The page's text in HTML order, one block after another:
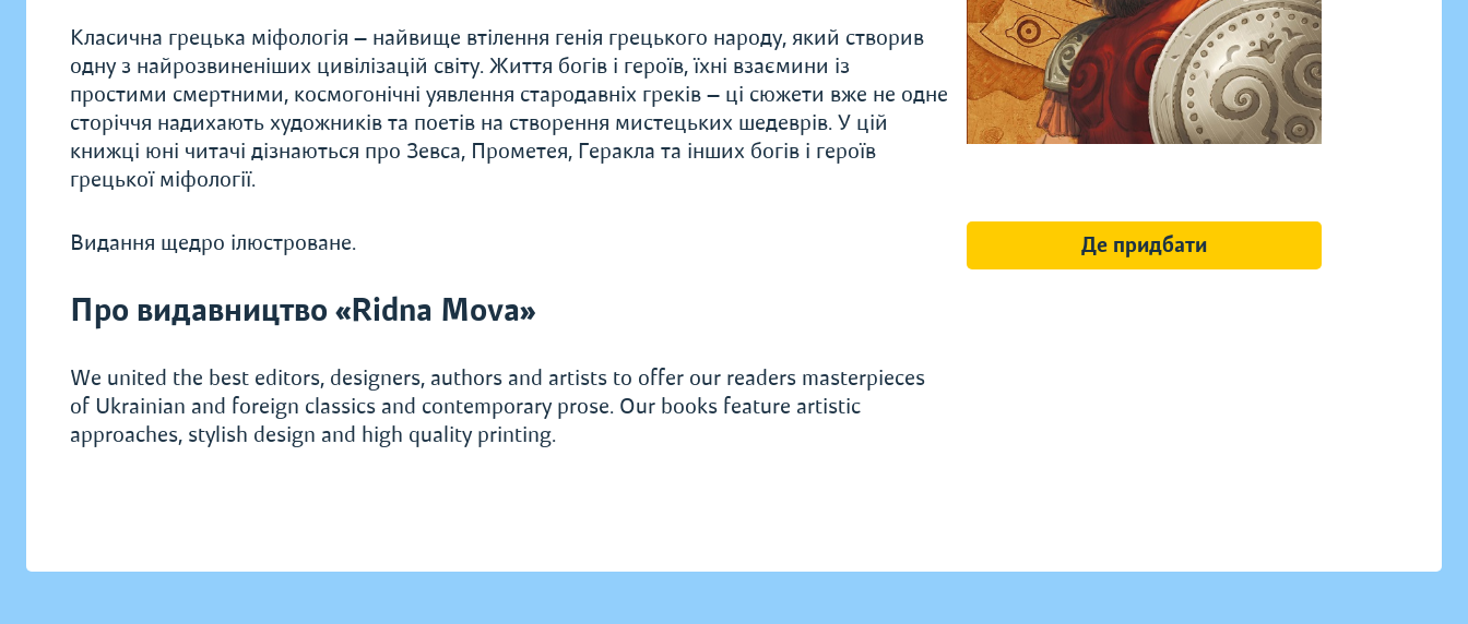
Класична грецька міфологія — найвище втілення генія грецького народу, який створив
одну з найрозвиненіших цивілізацій світу. Життя богів і героїв, їхні взаємини із
простими смертними, космогонічні уявлення стародавніх греків — ці сюжети вже не одне
сторіччя надихають художників та поетів на створення мистецьких шедеврів. У цій
книжці юні читачі дізнаються про Зевса, Прометея, Геракла та інших богів і героїв
грецької міфології.
Видання щедро ілюстроване.
Про видавництво «Ridna Mova»
We united the best editors, designers, authors and artists to offer our readers masterpieces
of Ukrainian and foreign classics and contemporary prose. Our books feature artistic
approaches, stylish design and high quality printing.
Де придбати